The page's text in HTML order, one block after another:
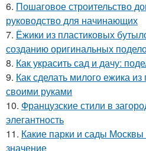
6. Пошаговое строительство
руководство для начинающих
7. Ёжики из пластиковых
созданию оригинальных
8. Как украсить сад и дачу:
9. Как сделать милого ежика
своими руками
10. Французские стили в
элегантность
11. Какие парки и сады
значение